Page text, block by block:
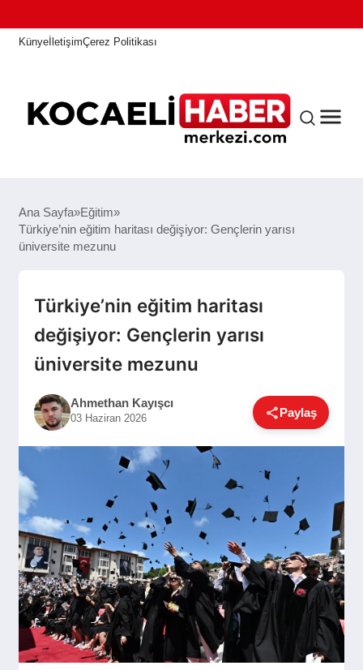
KünyeİletişimÇerez Politikası
ANASAYFA
EĞITIM
EKONOMI
DÜNYA
Ana Sayfa Eğitim
Türkiye’nin eğitim haritası değişiyor: Gençlerin yarısı
üniversite mezunu
Türkiye’nin eğitim haritası
değişiyor: Gençlerin yarısı
üniversite mezunu
Ahmethan Kayışcı
03 Haziran 2026 Paylaş